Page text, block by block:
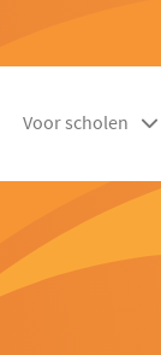
Voor scholen